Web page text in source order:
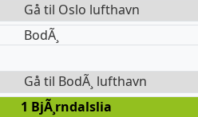
Gå til Oslo lufthavn
BodÃ¸
Gå til BodÃ¸ lufthavn
1 BjÃ¸rndalslia